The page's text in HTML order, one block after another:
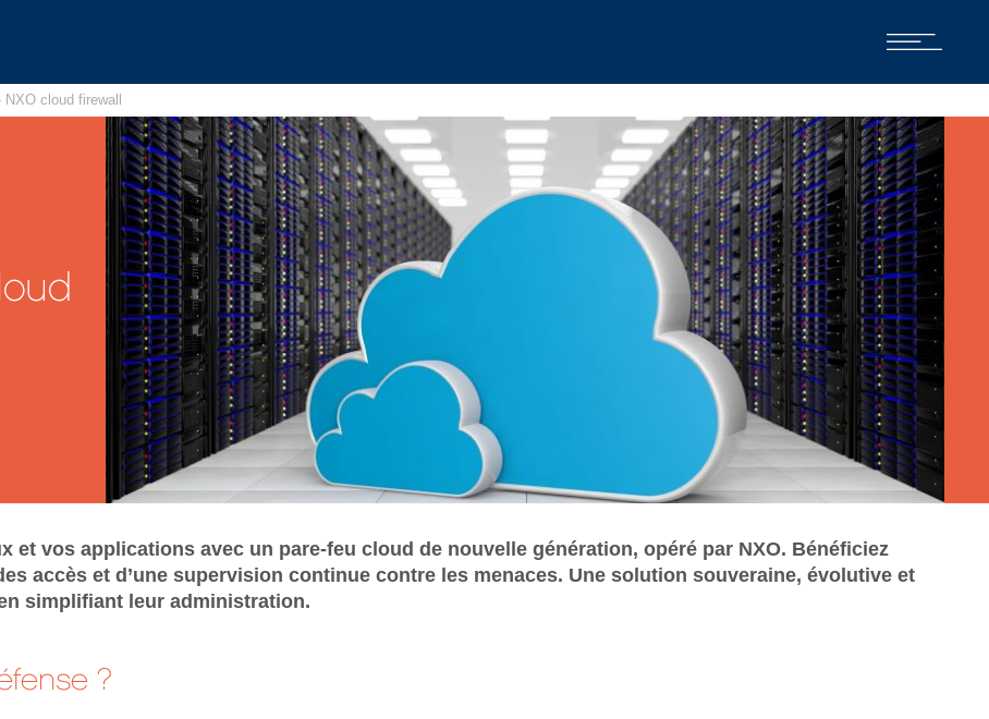
NXO cloud firewall
et vos applications avec un pare-feu cloud de nouvelle génération, opéré par NXO. Bénéficiez
accès et d’une supervision continue contre les menaces. Une solution souveraine, évolutive et
simplifiant leur administration.
?